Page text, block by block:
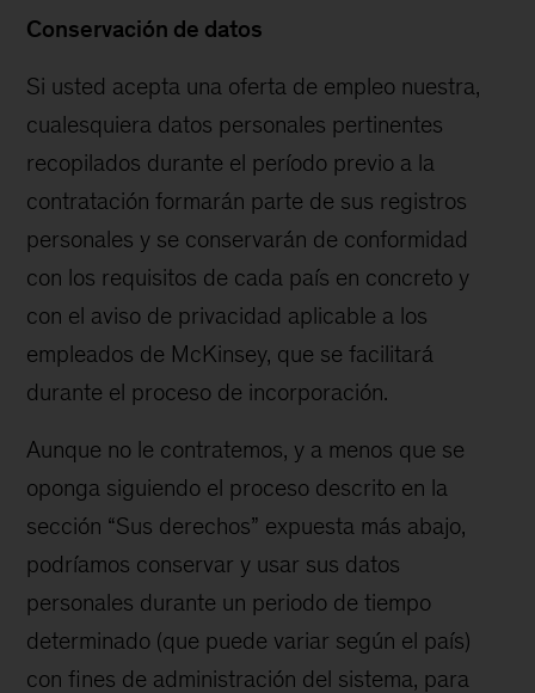
Conservación de datos
Si usted acepta una oferta de empleo nuestra,
cualesquiera datos personales pertinentes
recopilados durante el período previo a la
contratación formarán parte de sus registros
personales y se conservarán de conformidad
con los requisitos de cada país en concreto y
con el aviso de privacidad aplicable a los
empleados de McKinsey, que se facilitará
durante el proceso de incorporación.
Aunque no le contratemos, y a menos que se
oponga siguiendo el proceso descrito en la
sección “Sus derechos” expuesta más abajo,
podríamos conservar y usar sus datos
personales durante un periodo de tiempo
determinado (que puede variar según el país)
con fines de administración del sistema, para